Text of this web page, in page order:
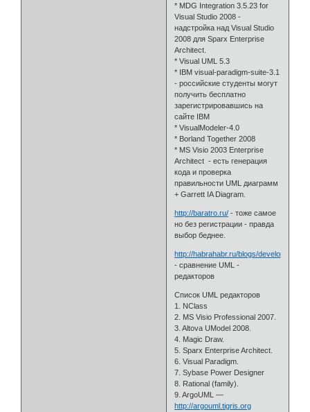
* MDG Integration 3.5.23 for
Visual Studio 2008 -
надстройка над Visual Studio
2008 для Sparx Enterprise
Architect.
* Visual UML 5.3
* IBM visual-paradigm-suite-3.1
- российские студенты могут
получить бесплатно
зарегистрировавшись на
сайте IBM
* VisualModeler-4.0
* Borland Together 2008
* MS Visio 2003 Enterprise
Architect - есть генерация
кода и проверка
правильности UML диаграмм
+ Garrett IA Diagram.
http://baratro.ru/ - тоже самое
но без регистрации - правда
выбор беднее.
http://habrahabr.ru/blogs/development/
- сравнение UML -
редакторов
Список UML редакторов
1. NClass
2. MS Visio Professional 2007.
3. Altova UModel 2008.
4. Magic Draw.
5. Sparx Enterprise Architect.
6. Visual Paradigm.
7. Sybase Power Designer
8. Rational (family).
9. ArgoUML —
http://argouml.tigris.org